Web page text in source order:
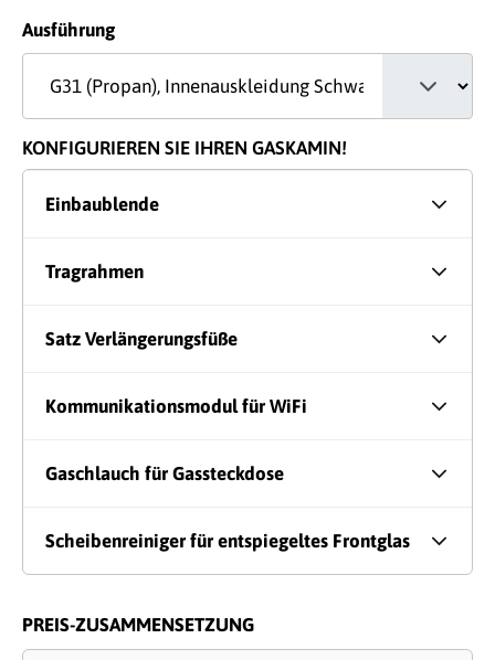
Ausführungauswählen
KONFIGURIEREN SIE IHREN GASKAMIN!
Einbaublende
Tragrahmen
Satz Verlängerungsfüße
Kommunikationsmodul für WiFi
Gaschlauch für Gassteckdose
Scheibenreiniger für entspiegeltes Frontglas
PREIS-ZUSAMMENSETZUNG